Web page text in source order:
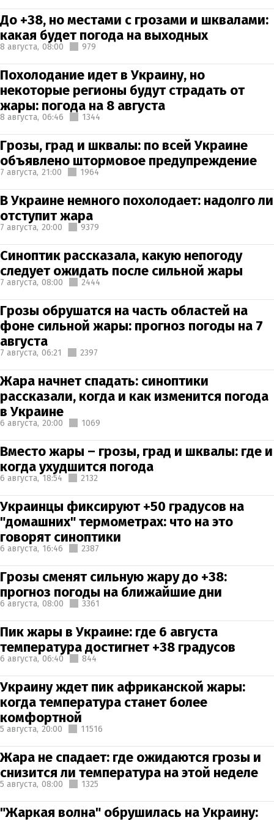
До +38, но местами с грозами и шквалами:
какая будет погода на выходных
8 августа, 08:00 979
Похолодание идет в Украину, но
некоторые регионы будут страдать от
жары: погода на 8 августа
8 августа, 06:46 1344
Грозы, град и шквалы: по всей Украине
объявлено штормовое предупреждение
7 августа, 21:00 1964
В Украине немного похолодает: надолго ли
отступит жара
7 августа, 20:00 9379
Синоптик рассказала, какую непогоду
следует ожидать после сильной жары
7 августа, 08:00 2444
Грозы обрушатся на часть областей на
фоне сильной жары: прогноз погоды на 7
августа
7 августа, 06:21 2397
Жара начнет спадать: синоптики
рассказали, когда и как изменится погода
в Украине
6 августа, 20:00 1069
Вместо жары – грозы, град и шквалы: где и
когда ухудшится погода
6 августа, 18:54 2132
Украинцы фиксируют +50 градусов на
"домашних" термометрах: что на это
говорят синоптики
6 августа, 16:46 2387
Грозы сменят сильную жару до +38:
прогноз погоды на ближайшие дни
6 августа, 08:00 3361
Пик жары в Украине: где 6 августа
температура достигнет +38 градусов
6 августа, 06:40 844
Украину ждет пик африканской жары:
когда температура станет более
комфортной
5 августа, 20:00 11516
Жара не спадает: где ожидаются грозы и
снизится ли температура на этой неделе
5 августа, 08:00 1325
"Жаркая волна" обрушилась на Украину: